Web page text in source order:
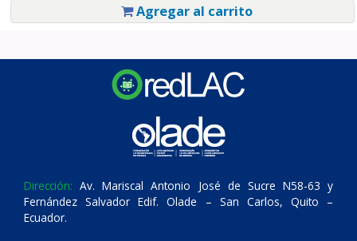
Agregar al carrito
Dirección: Av. Mariscal Antonio José de Sucre N58-63 y
Fernández Salvador Edif. Olade – San Carlos, Quito –
Ecuador.